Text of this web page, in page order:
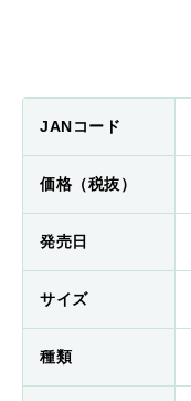
JANコード
価格（税抜）
発売日
サイズ
種類